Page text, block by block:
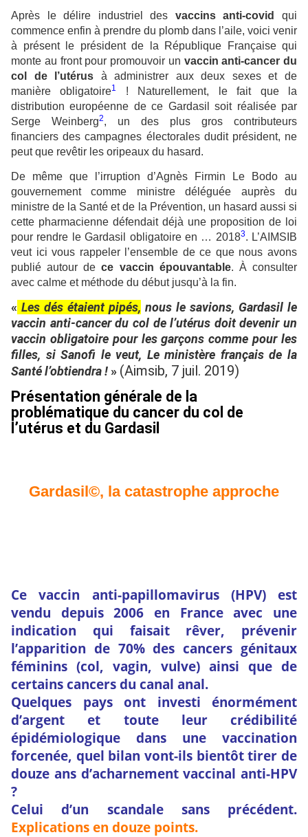
Après le délire industriel des vaccins anti-covid
qui
commence enfin à prendre du plomb dans l’aile, voici venir
à présent le président de la République Française qui
monte au front pour promouvoir un vaccin anti-cancer du
col de l’utérus à administrer aux deux sexes et de
manière obligatoire1
! Naturellement, le fait que la
distribution européenne de ce Gardasil soit réalisée par
Serge Weinberg2, un des plus gros contributeurs
financiers des campagnes électorales dudit président, ne
peut que revêtir les oripeaux du hasard.
De même que l’irruption d’Agnès Firmin Le Bodo au
gouvernement comme ministre déléguée auprès du
ministre de la Santé et de la Prévention, un hasard aussi si
cette pharmacienne défendait déjà une proposition de loi
pour rendre le Gardasil obligatoire en … 20183. L’AIMSIB
veut ici vous rappeler l’ensemble de ce que nous avons
publié autour dece vaccin épouvantable. À consulter
avec calme et méthode du début jusqu’à la fin.
« Les dés étaient pipés, nous le savions, Gardasil le
vaccin anti-cancer du col de l’utérus doit devenir un
vaccin obligatoire pour les garçons comme pour les
filles, si Sanofi le veut, Le ministère français de la
Santé l’obtiendra ! » (Aimsib, 7 juil. 2019)
Présentation générale de la
problématique du cancer du col de
l’utérus et du Gardasil
Gardasil©, la catastrophe approche
Ce vaccin anti-papillomavirus (HPV) est
vendu depuis 2006 en France avec une
indication qui faisait rêver, prévenir
l’apparition de 70% des cancers génitaux
féminins (col, vagin, vulve) ainsi que de
certains cancers du canal anal.
Quelques pays ont investi énormément
d’argent et toute leur crédibilité
épidémiologique dans une vaccination
forcenée, quel bilan vont-ils bientôt tirer de
douze ans d’acharnement vaccinal anti-HPV
?
Celui d’un scandale sans précédent.
Explications en douze points.